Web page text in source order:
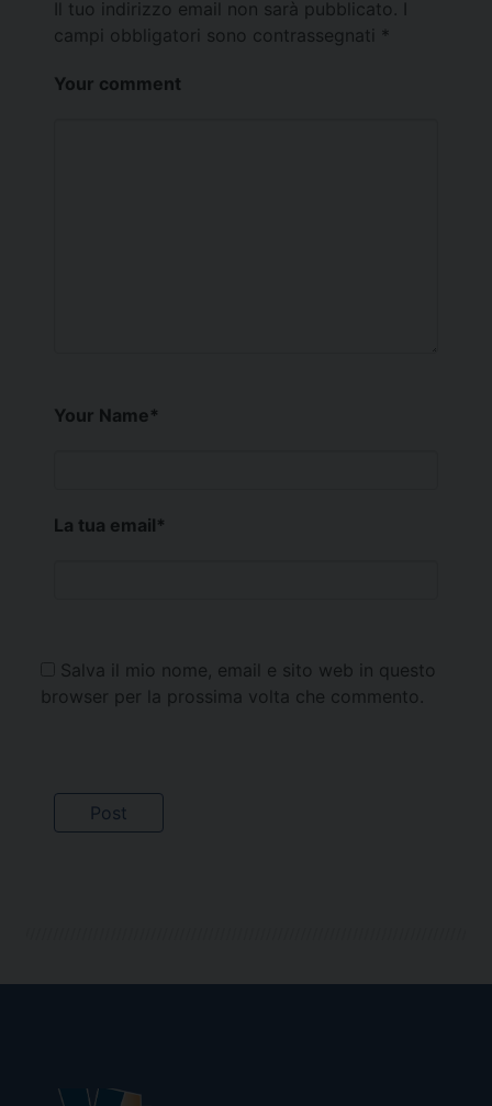
Il tuo indirizzo email non sarà pubblicato.
campi obbligatori sono contrassegnati *
Your comment
Your Name*
La tua email*
Salva il mio nome, email e sito web in questo
browser per la prossima volta che commento.